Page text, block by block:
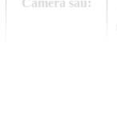
Camera sau: